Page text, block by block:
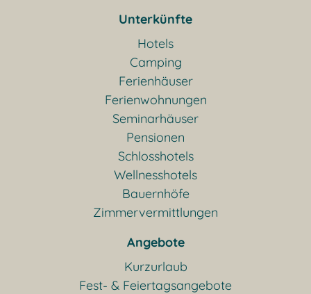
Unterkünfte
Hotels
Camping
Ferienhäuser
Ferienwohnungen
Seminarhäuser
Pensionen
Schlosshotels
Wellnesshotels
Bauernhöfe
Zimmervermittlungen
Angebote
Kurzurlaub
Fest- & Feiertagsangebote